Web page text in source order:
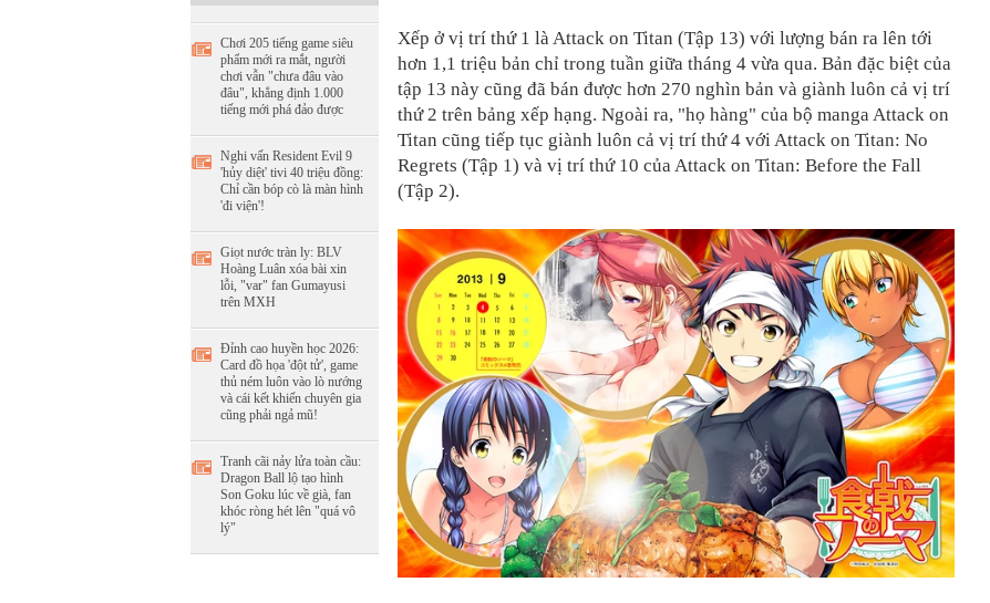
Chơi 205 tiếng game siêu
phẩm mới ra mắt, người
chơi vẫn "chưa đâu vào
đâu", khẳng định 1.000
tiếng mới phá đảo được
Nghi vấn Resident Evil 9
'hủy diệt' tivi 40 triệu đồng:
Chỉ cần bóp cò là màn hình
'đi viện'!
Giọt nước tràn ly: BLV
Hoàng Luân xóa bài xin
lỗi, "var" fan Gumayusi
trên MXH
Đỉnh cao huyền học 2026:
Card đồ họa 'đột tử', game
thủ ném luôn vào lò nướng
và cái kết khiến chuyên gia
cũng phải ngả mũ!
Tranh cãi nảy lửa toàn cầu:
Dragon Ball lộ tạo hình
Son Goku lúc về già, fan
khóc ròng hét lên "quá vô
lý"
Xếp ở vị trí thứ 1 là Attack on Titan (Tập 13) với lượng bán ra lên tới
hơn 1,1 triệu bản chỉ trong tuần giữa tháng 4 vừa qua. Bản đặc biệt của
tập 13 này cũng đã bán được hơn 270 nghìn bản và giành luôn cả vị trí
thứ 2 trên bảng xếp hạng. Ngoài ra, "họ hàng" của bộ manga Attack on
Titan cũng tiếp tục giành luôn cả vị trí thứ 4 với Attack on Titan: No
Regrets (Tập 1) và vị trí thứ 10 của Attack on Titan: Before the Fall
(Tập 2).